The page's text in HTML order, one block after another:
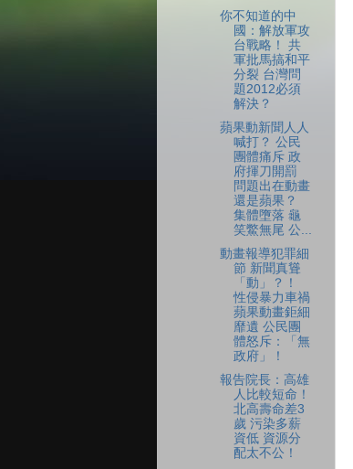
你不知道的中
國：解放軍攻
台戰略！ 共
軍批馬搞和平
分裂 台灣問
題2012必須
解決？
蘋果動新聞人人
喊打？ 公民
團體痛斥 政
府揮刀開罰
問題出在動畫
還是蘋果？
集體墮落 龜
笑鱉無尾 公...
動畫報導犯罪細
節 新聞真聳
「動」？！
性侵暴力車禍
蘋果動畫鉅細
靡遺 公民團
體怒斥：「無
政府」！
報告院長：高雄
人比較短命！
北高壽命差3
歲 污染多薪
資低 資源分
配太不公！